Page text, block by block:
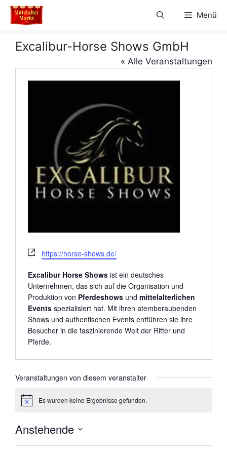
Zum
Inhalt
Menü
Excalibur-Horse Shows GmbH
« Alle Veranstaltungen
W
e
b
s
e
i
t
e
https://horse-shows.de/
Excalibur Horse Showsist ein deutsches
Unternehmen, das sich auf die Organisation und
Produktion von Pferdeshowsund mittelalterlichen
Eventsspezialisiert hat. Mit ihren atemberaubenden
Shows und authentischen Events entführen sie ihre
Besucher in die faszinierende Welt der Ritter und
Pferde.
Veranstaltungen von diesem veranstalter
H
w
e
i
Es wurden keine Ergebnisse gefunden.
Anstehende
D